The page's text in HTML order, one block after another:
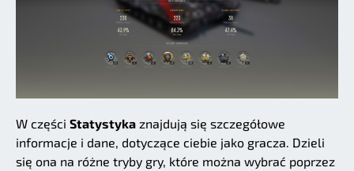
W części Statystyka znajdują się szczegółowe
informacje i dane, dotyczące ciebie jako gracza. Dzieli
się ona na różne tryby gry, które można wybrać poprzez